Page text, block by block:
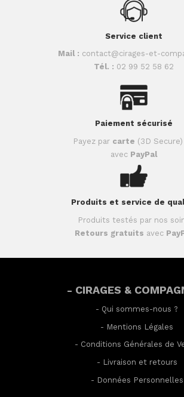
Service client
Mail : contact@cirages-et-
Tél. : 02 99 52 58 62
Paiement sécurisé
Payez par carte (3D
avec PayPal
Produits et service de
Produits testés par nos
Retours gratuits avec
- CIRAGES &
- Qui sommes-nous ?
- Mentions Légales
- Conditions Générales de
- Livraison et retours
- Données Personnelles